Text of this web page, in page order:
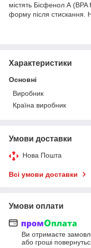
містять Бісфенол А
форму після стискання.
Характеристики
Основні
Виробник
Країна виробник
Умови доставки
Нова Пошта
Всі умови доставки
Умови оплати
Ви отримаєте
або гроші